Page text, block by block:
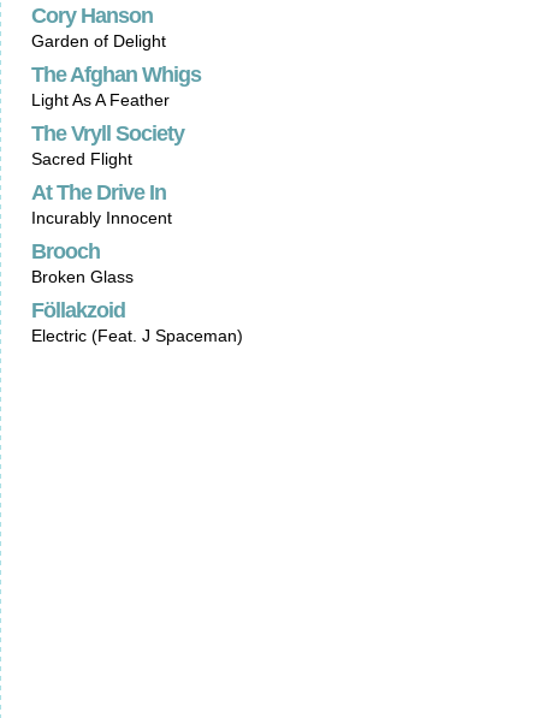
Cory Hanson
Garden of Delight
The Afghan Whigs
Light As A Feather
The Vryll Society
Sacred Flight
At The Drive In
Incurably Innocent
Brooch
Broken Glass
Föllakzoid
Electric (Feat. J Spaceman)